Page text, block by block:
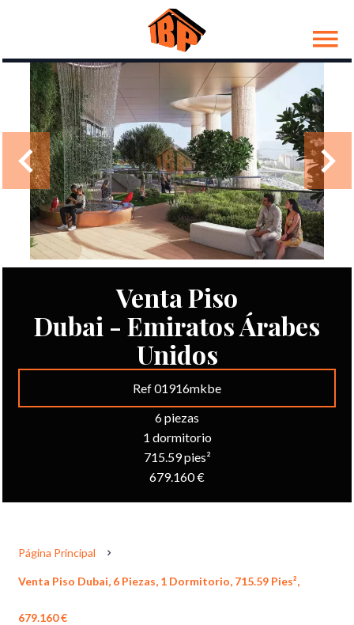
Venta Piso
Dubai - Emiratos Árabes
Unidos
Ref 01916mkbe
6 piezas
1 dormitorio
715.59 pies²
679.160 €
Página Principal
Venta Piso Dubai, 6 Piezas, 1 Dormitorio, 715.59 Pies²,
679.160 €